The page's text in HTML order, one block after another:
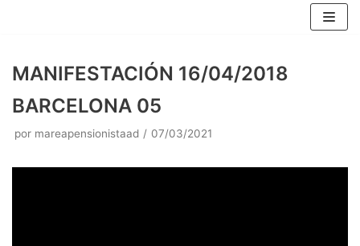
MANIFESTACIÓN 16/04/2018
BARCELONA 05
por mareapensionistaad 07/03/2021